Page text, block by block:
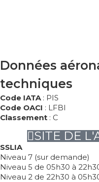
Données
techniques
Code IATA: PIS
Code OACI : LFBI
Classement : C
SITE DE
SSLIA
Niveau 7 (sur demande)
Niveau 5 de 05h30 à
Niveau 2 de 22h30 à